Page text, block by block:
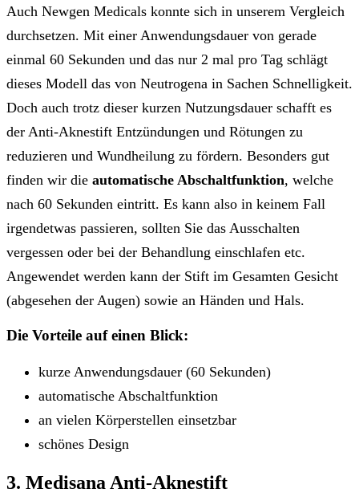
Auch Newgen Medicals konnte sich in unserem Vergleich
durchsetzen. Mit einer Anwendungsdauer von gerade
einmal 60 Sekunden und das nur 2 mal pro Tag schlägt
dieses Modell das von Neutrogena in Sachen Schnelligkeit.
Doch auch trotz dieser kurzen Nutzungsdauer schafft es
der Anti-Aknestift Entzündungen und Rötungen zu
reduzieren und Wundheilung zu fördern. Besonders gut
finden wir die automatische Abschaltfunktion, welche
nach 60 Sekunden eintritt. Es kann also in keinem Fall
irgendetwas passieren, sollten Sie das Ausschalten
vergessen oder bei der Behandlung einschlafen etc.
Angewendet werden kann der Stift im Gesamten Gesicht
(abgesehen der Augen) sowie an Händen und Hals.
Die Vorteile auf einen Blick:
kurze Anwendungsdauer (60 Sekunden)
automatische Abschaltfunktion
an vielen Körperstellen einsetzbar
schönes Design
3. Medisana Anti-Aknestift